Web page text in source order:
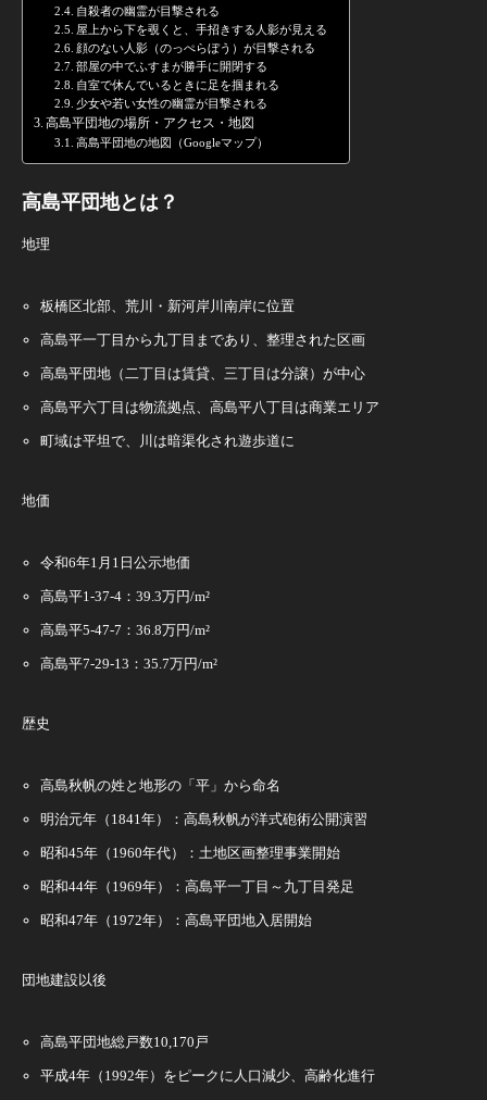
自殺者の幽霊が目撃される
屋上から下を覗くと、手招きする人影が見える
顔のない人影（のっぺらぼう）が目撃される
部屋の中でふすまが勝手に開閉する
自室で休んでいるときに足を掴まれる
少女や若い女性の幽霊が目撃される
高島平団地の場所・アクセス・地図
高島平団地の地図（Googleマップ）
高島平団地とは？
地理
板橋区北部、荒川・新河岸川南岸に位置
高島平一丁目から九丁目まであり、整理された区画
高島平団地（二丁目は賃貸、三丁目は分譲）が中心
高島平六丁目は物流拠点、高島平八丁目は商業エリア
町域は平坦で、川は暗渠化され遊歩道に
地価
令和6年1月1日公示地価
高島平1-37-4：39.3万円/m²
高島平5-47-7：36.8万円/m²
高島平7-29-13：35.7万円/m²
歴史
高島秋帆の姓と地形の「平」から命名
明治元年（1841年）：高島秋帆が洋式砲術公開演習
昭和45年（1960年代）：土地区画整理事業開始
昭和44年（1969年）：高島平一丁目～九丁目発足
昭和47年（1972年）：高島平団地入居開始
団地建設以後
高島平団地総戸数10,170戸
平成4年（1992年）をピークに人口減少、高齢化進行